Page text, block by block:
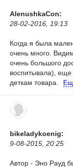
AlenushkaCon:
28-02-2016, 19:13
Когда я была
очень много.
очень большого
воспитывала), еще
деткам товара.
bikeladykoenig:
9-08-2015, 20:25
Автор - Эно Рауд